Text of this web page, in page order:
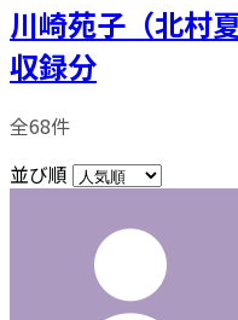
川崎苑子（北村
収録分
全68件
並び順